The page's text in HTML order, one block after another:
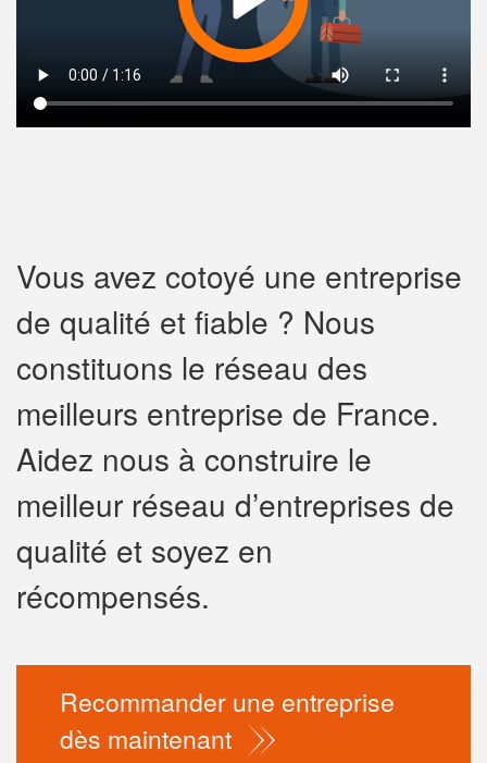
Vous avez cotoyé une entreprise
de qualité et fiable ? Nous
constituons le réseau des
meilleurs entreprise de France.
Aidez nous à construire le
meilleur réseau d’entreprises de
qualité et soyez en
récompensés.
Recommander une entreprise
dès maintenant
vosmarges
nouveaux